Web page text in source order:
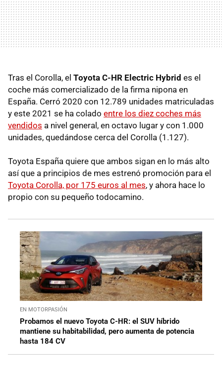
Tras el Corolla, el Toyota C-HR Electric Hybrid es el
coche más comercializado de la firma nipona en
España. Cerró 2020 con 12.789 unidades matriculadas
y este 2021 se ha colado entre los diez coches más
vendidos a nivel general, en octavo lugar y con 1.000
unidades, quedándose cerca del Corolla (1.127).
Toyota España quiere que ambos sigan en lo más alto
así que a principios de mes estrenó promoción para el
Toyota Corolla, por 175 euros al mes, y ahora hace lo
propio con su pequeño todocamino.
EN MOTORPASIÓN
Probamos el nuevo Toyota C-HR: el SUV híbrido
mantiene su habitabilidad, pero aumenta de potencia
hasta 184 CV